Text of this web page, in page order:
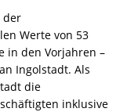
der
Werte von 53
in den Vorjahren –
Ingolstadt. Als
die
inklusive